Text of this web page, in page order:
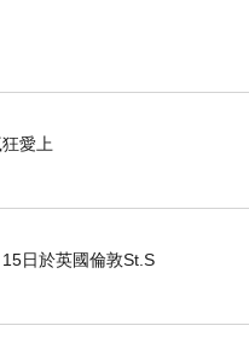
愛上
日於英國倫敦St.S